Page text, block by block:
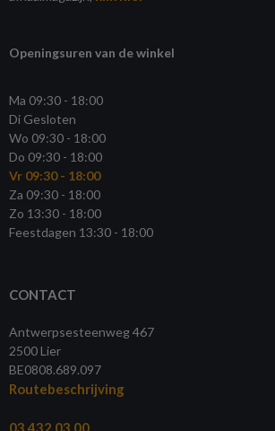
Openingsuren van de winkel
Ma 09:30 - 18:00
Di Gesloten
Wo 09:30 - 18:00
Do 09:30 - 18:00
Vr 09:30 - 18:00
Za 09:30 - 18:00
Zo 13:30 - 18:00
Feestdagen 13:30 - 18:00
CONTACT
Antwerpsesteenweg 467
2500 Lier
BE0808.689.097
Routebeschrijving
03 432 03 00